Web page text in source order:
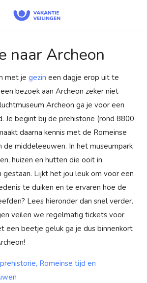
naar Archeon
met je gezin een dagje erop uit te
bezoek aan Archeon zeker niet
Archeon ga je voor een
Je begint bij de prehistorie (rond 8800
daarna kennis met de Romeinse
de middeleeuwen. In het museumpark
huizen en hutten die ooit in
gestaan. Lijkt het jou leuk om voor een
te duiken en te ervaren hoe de
Lees hieronder dan snel verder.
veilen we regelmatig tickets voor
een beetje geluk ga je dus binnenkort
Romeinse tijd en